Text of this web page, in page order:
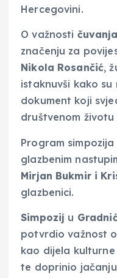
Hercegovini.
O važnosti
značenju za
Nikola Rosančić,
istaknuvši kako
dokument koji
društvenom
Program
glazbenim
Mirjan Bukmir i
glazbenici.
Simpozij u
potvrdio važnost
kao dijela
te doprinio